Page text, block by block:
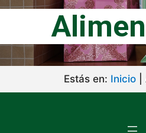
Estás en: Inicio|